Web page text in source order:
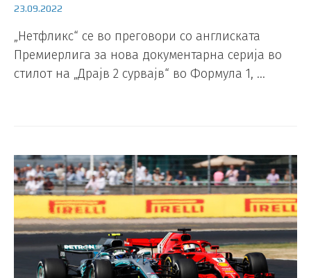
23.09.2022
„Нетфликс“ се во преговори со англиската
Премиерлига за нова документарна серија во
стилот на „Драјв 2 сурвајв“ во Формула 1, …